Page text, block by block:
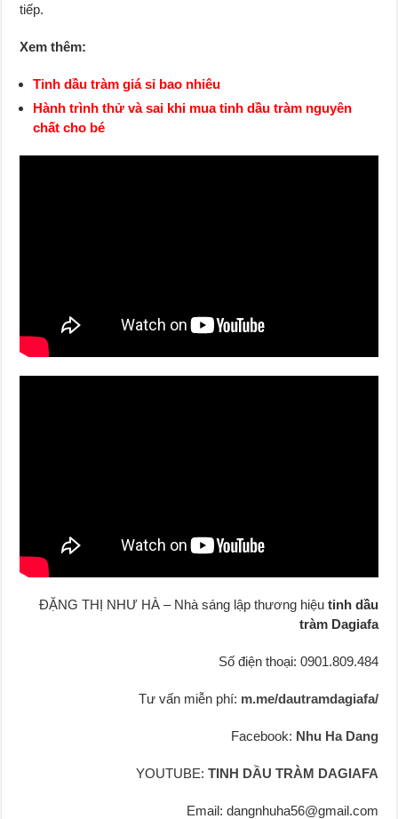
tiếp.
Xem thêm:
Tinh dầu tràm giá sỉ bao nhiêu
Hành trình thử và sai khi mua tinh dầu tràm nguyên
chất cho bé
ĐẶNG THỊ NHƯ HÀ – Nhà sáng lập thương hiệu tinh dầu
tràm Dagiafa
Số điện thoại: 0901.809.484
Tư vấn miễn phí: m.me/dautramdagiafa/
Facebook: Nhu Ha Dang
YOUTUBE: TINH DẦU TRÀM DAGIAFA
Email: dangnhuha56@gmail.com